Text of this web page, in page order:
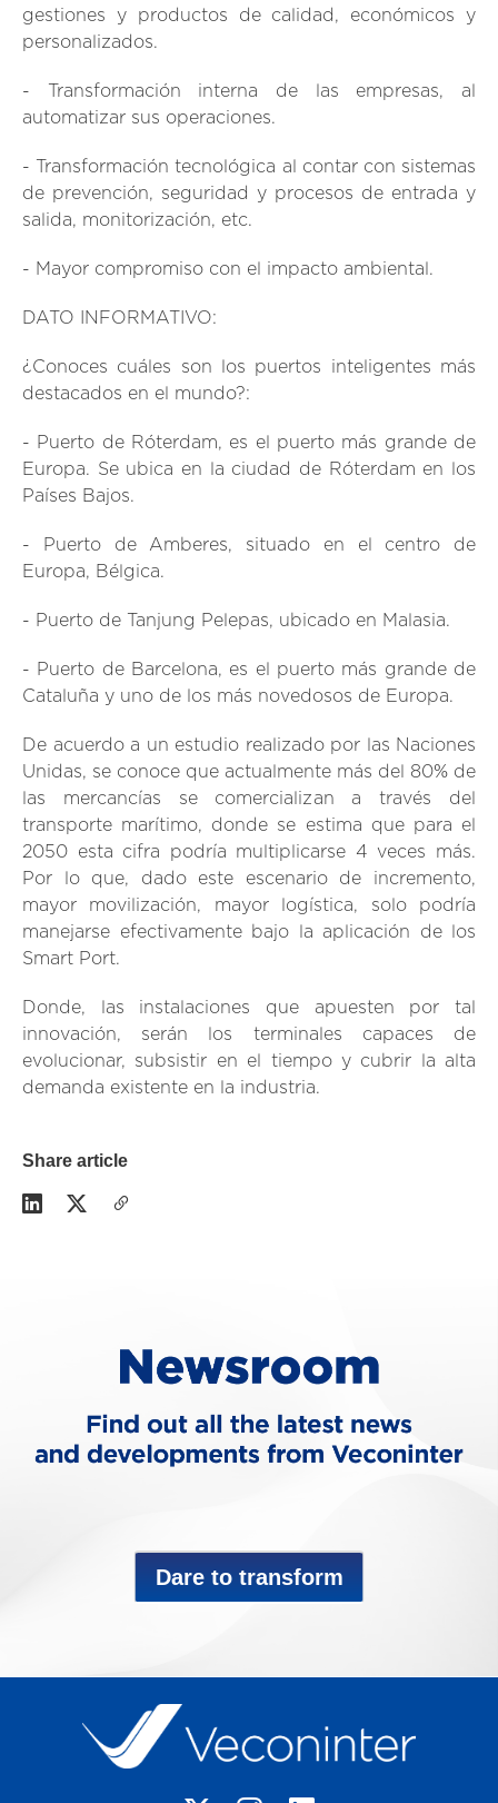
gestiones y productos de calidad, económicos y
personalizados.
- Transformación interna de las empresas, al
automatizar sus operaciones.
- Transformación tecnológica al contar con sistemas
de prevención, seguridad y procesos de entrada y
salida, monitorización, etc.
- Mayor compromiso con el impacto ambiental.
DATO INFORMATIVO:
¿Conoces cuáles son los puertos inteligentes más
destacados en el mundo?:
- Puerto de Róterdam, es el puerto más grande de
Europa. Se ubica en la ciudad de Róterdam en los
Países Bajos.
- Puerto de Amberes, situado en el centro de
Europa, Bélgica.
- Puerto de Tanjung Pelepas, ubicado en Malasia.
- Puerto de Barcelona, es el puerto más grande de
Cataluña y uno de los más novedosos de Europa.
De acuerdo a un estudio realizado por las Naciones
Unidas, se conoce que actualmente más del 80% de
las mercancías se comercializan a través del
transporte marítimo, donde se estima que para el
2050 esta cifra podría multiplicarse 4 veces más.
Por lo que, dado este escenario de incremento,
mayor movilización, mayor logística, solo podría
manejarse efectivamente bajo la aplicación de los
Smart Port.
Donde, las instalaciones que apuesten por tal
innovación, serán los terminales capaces de
evolucionar, subsistir en el tiempo y cubrir la alta
demanda existente en la industria.
Share article
Dare to transform